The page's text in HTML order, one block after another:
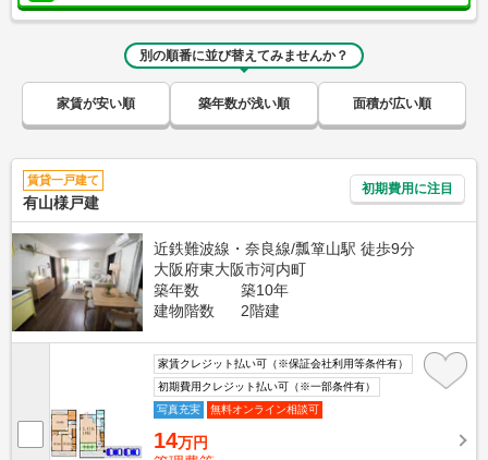
別の順番に並び替えてみませんか？
家賃が安い順 築年数が浅い順 面積が広い順
賃貸一戸建て
有山様戸建
初期費用に注目
近鉄難波線・奈良線/瓢箪山駅 徒歩9分
大阪府東大阪市河内町
築年数
築10年
建物階数
2階建
家賃クレジット払い可（※保証会社利用等条件有）
初期費用クレジット払い可（※一部条件有）
写真充実
無料オンライン相談可
14万円